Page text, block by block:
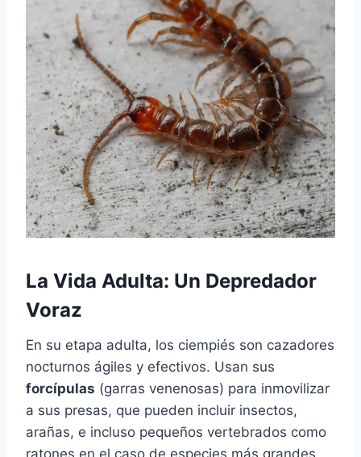
La Vida Adulta: Un Depredador
Voraz
En su etapa adulta, los ciempiés son cazadores
nocturnos ágiles y efectivos. Usan sus
forcípulas (garras venenosas) para inmovilizar
a sus presas, que pueden incluir insectos,
arañas, e incluso pequeños vertebrados como